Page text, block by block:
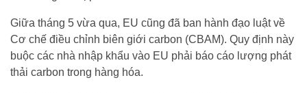
Giữa tháng 5 vừa qua, EU cũng đã ban hành đạo luật về
Cơ chế điều chỉnh biên giới carbon (CBAM). Quy định này
buộc các nhà nhập khẩu vào EU phải báo cáo lượng phát
thải carbon trong hàng hóa.